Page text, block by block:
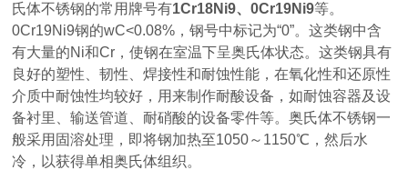
氏体不锈钢的常用牌号有1Cr18Ni9、0Cr19Ni9等。
0Cr19Ni9钢的wC<0.08%，钢号中标记为“0”。这类钢中含
有大量的Ni和Cr，使钢在室温下呈奥氏体状态。这类钢具有
良好的塑性、韧性、焊接性和耐蚀性能，在氧化性和还原性
介质中耐蚀性均较好，用来制作耐酸设备，如耐蚀容器及设
备衬里、输送管道、耐硝酸的设备零件等。奥氏体不锈钢一
般采用固溶处理，即将钢加热至1050～1150℃，然后水
冷，以获得单相奥氏体组织。